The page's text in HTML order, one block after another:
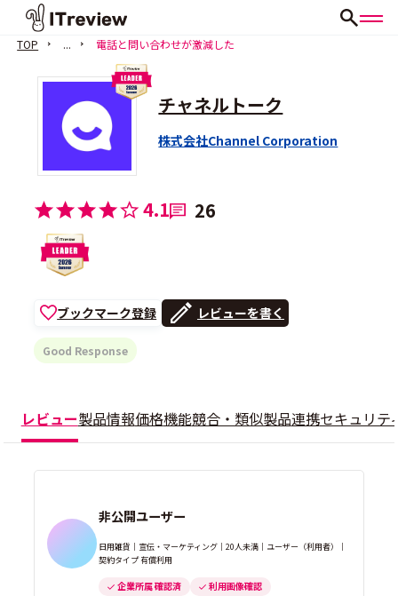
TOP ... 電話と問い合わせが激減した
チャネルトーク
株式会社Channel Corporation
4.1 26
ブックマーク登録 レビューを書く
Good Response
レビュー製品情報価格機能競合・類似製品連携セキュリテ
非公開ユーザー
日用雑貨｜宣伝・マーケティング｜20人未満｜ユーザー（利用者）｜
契約タイプ 有償利用
企業所属 確認済 利用画像確認